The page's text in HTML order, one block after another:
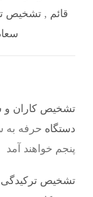
قائم , تشخیص
تشخیص کاران و
دستگاه حرفه به
پنجم خواهند آمد
تشخیص ترکیدگی